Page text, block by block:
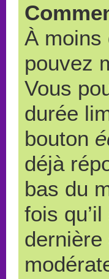
À moins
pouvez
Vous
durée
bouton
déjà
bas du
fois
dernière